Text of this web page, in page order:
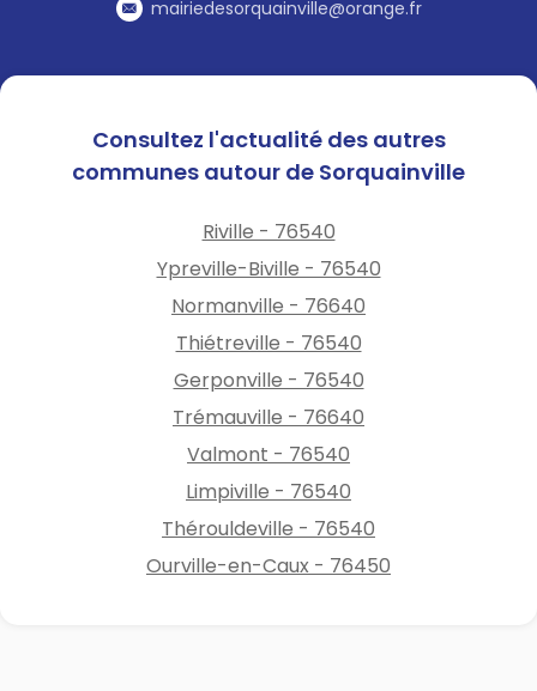
mairiedesorquainville@orange.fr
Consultez l'actualité des autres
communes autour de Sorquainville
Riville - 76540
Ypreville-Biville - 76540
Normanville - 76640
Thiétreville - 76540
Gerponville - 76540
Trémauville - 76640
Valmont - 76540
Limpiville - 76540
Thérouldeville - 76540
Ourville-en-Caux - 76450